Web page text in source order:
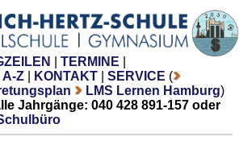
TERMINE
A-Z KONTAKT SERVICE (
LMS Lernen Hamburg)
Jahrgänge: 040 428 891-157 oder